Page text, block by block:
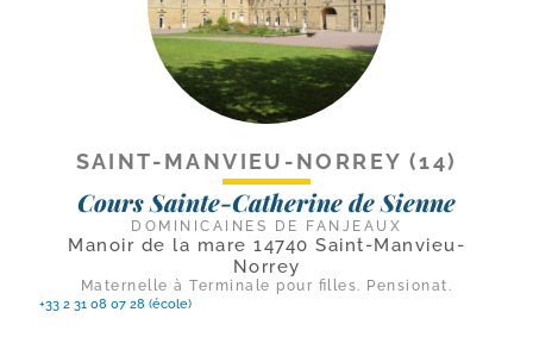
SAINT-MANVIEU-NORREY (14)
Cours Sainte-Catherine de Sienne
DOMINICAINES DE FANJEAUX
Manoir de la mare 14740 Saint-Manvieu-
Norrey
Maternelle à Terminale pour filles. Pensionat.
+33 2 31 08 07 28 (école)